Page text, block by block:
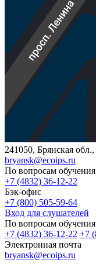
241050, Брянская
bryansk@ecoips.ru
По вопросам обучения
+7 (4832) 36-12-22
Бэк-офис
+7 (800) 505-59-64
Вход для слушателей
По вопросам обучения
+7 (4832) 36-12-22 +7
Электронная почта
bryansk@ecoips.ru